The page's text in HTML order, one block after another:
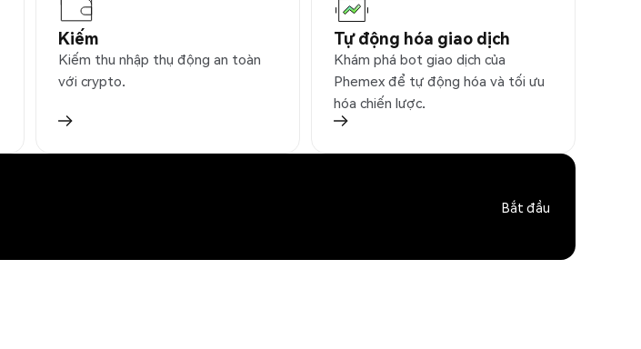
Kiếm
Kiếm thu nhập thụ động an toàn
với crypto.
Tự động hóa giao dịch
Khám phá bot giao dịch của
Phemex để tự động hóa và tối ưu
hóa chiến lược.
Bắt đầu